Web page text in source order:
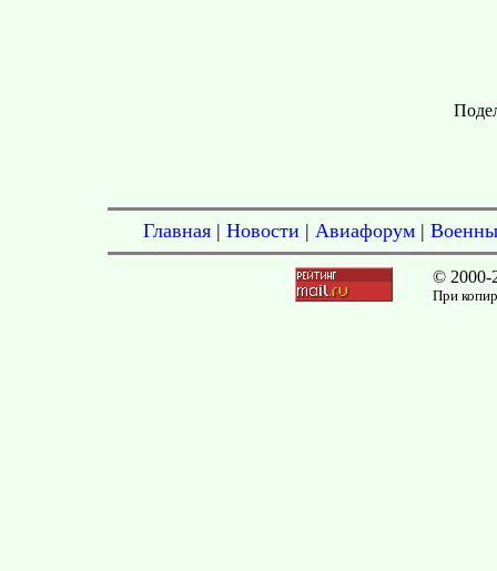
Главная | Новости | Авиафорум |
© 2000-
При